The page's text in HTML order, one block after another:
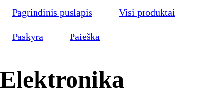
Pagrindinis puslapis Visi produktai
Paskyra Paieška
Elektronika